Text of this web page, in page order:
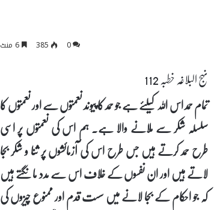
0
385
نہج البلاغہ خطبہ 112
تمام حمد اس اللہ کیلئے ہے جو حمد کا پیوند نعمتوں سے اور نعمتوں کا
سلسلہ شکر سے ملانے والا ہے۔ ہم اس کی نعمتوں پر اسی
طرح حمد کرتے ہیں جس طرح اس کی آزمائشوں پر ثنا و شکر بجا
لاتے ہیں اور ان نفسوں کے خلاف اس سے مدد مانگتے ہیں
کہ جو احکام کے بجا لانے میں سست قدم اور ممنوع چیزوں کی